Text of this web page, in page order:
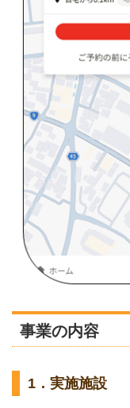
事業の内容
1．実施施設